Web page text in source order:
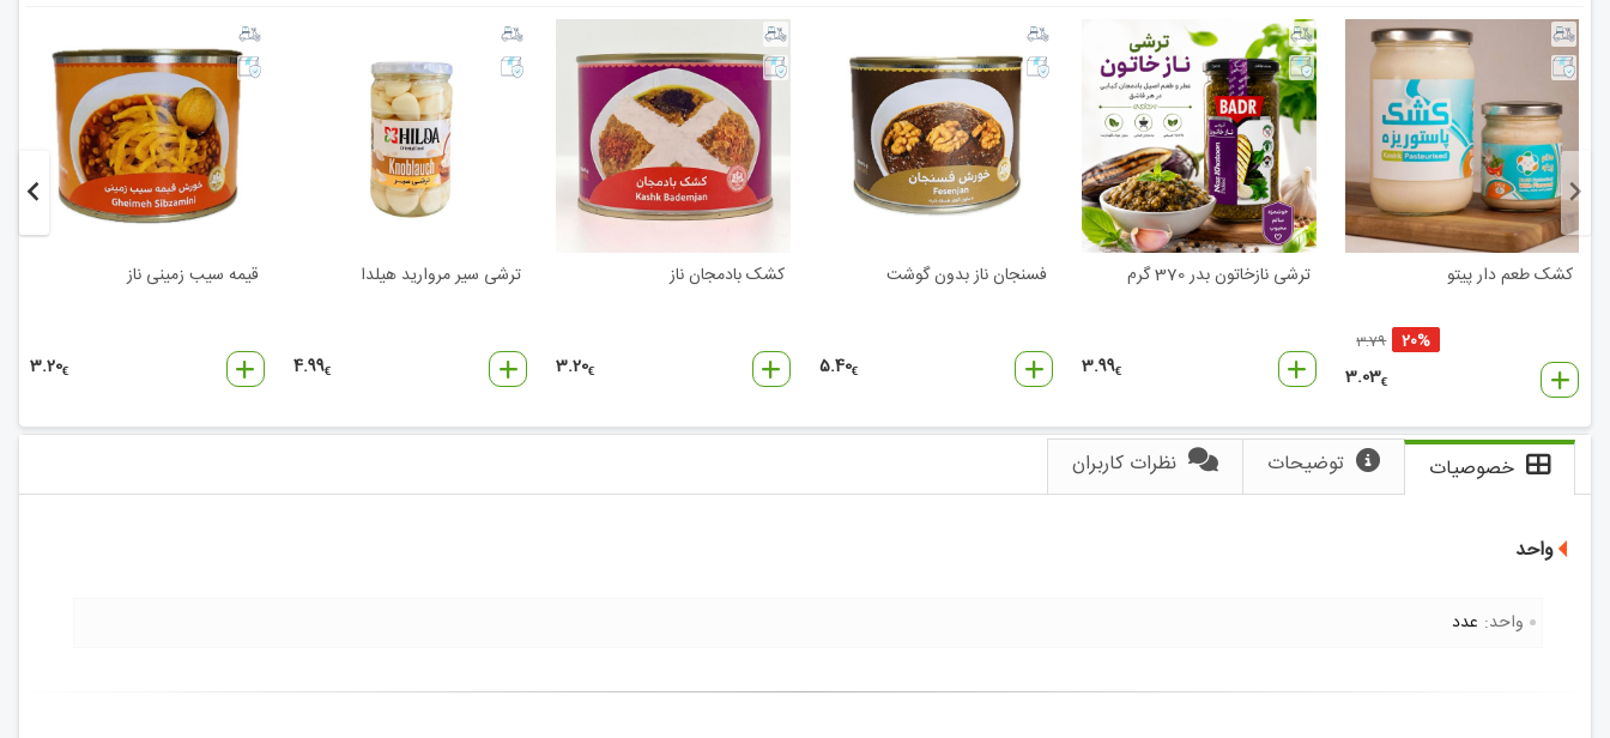
کشک طعم دار پیتو
20%
3.79
3.03€
ترشی نازخاتون بدر 370 گرم
3.99€
فسنجان ناز بدون گوشت
5.40€
کشک بادمجان ناز
3.20€
ترشی سیر مروارید هیلدا
4.99€
قیمه سیب زمینی ناز
3.20€
خصوصیات توضیحات نظرات کاربران
واحد
واحد: عدد